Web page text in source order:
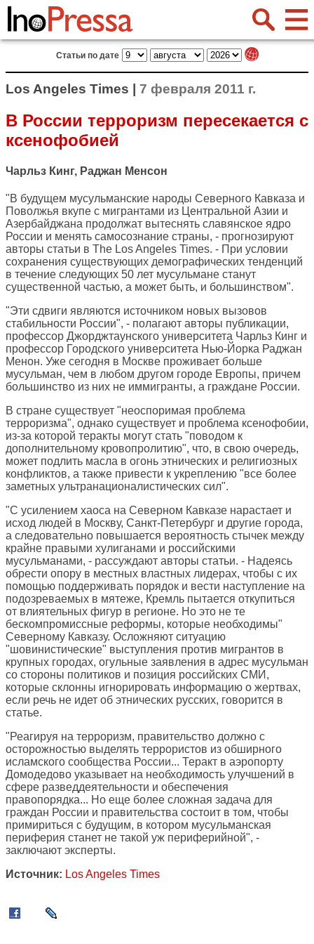
Статьи по дате
Los Angeles Times | 7 февраля 2011 г.
В России терроризм пересекается с
ксенофобией
Чарльз Кинг, Раджан Менсон
"В будущем мусульманские народы Северного Кавказа и
Поволжья вкупе с мигрантами из Центральной Азии и
Азербайджана продолжат вытеснять славянское ядро
России и менять самосознание страны, - прогнозируют
авторы статьи в The Los Angeles Times. - При условии
сохранения существующих демографических тенденций
в течение следующих 50 лет мусульмане станут
существенной частью, а может быть, и большинством".
"Эти сдвиги являются источником новых вызовов
стабильности России", - полагают авторы публикации,
профессор Джорджтаунского университета Чарльз Кинг и
профессор Городского университета Нью-Йорка Раджан
Менон. Уже сегодня в Москве проживает больше
мусульман, чем в любом другом городе Европы, причем
большинство из них не иммигранты, а граждане России.
В стране существует "неоспоримая проблема
терроризма", однако существует и проблема ксенофобии,
из-за которой теракты могут стать "поводом к
дополнительному кровопролитию", что, в свою очередь,
может подлить масла в огонь этнических и религиозных
конфликтов, а также привести к укреплению "все более
заметных ультранационалистических сил".
"С усилением хаоса на Северном Кавказе нарастает и
исход людей в Москву, Санкт-Петербург и другие города,
а следовательно повышается вероятность стычек между
крайне правыми хулиганами и российскими
мусульманами, - рассуждают авторы статьи. - Надеясь
обрести опору в местных властных лидерах, чтобы с их
помощью поддерживать порядок и вести наступление на
подозреваемых в мятеже, Кремль пытается откупиться
от влиятельных фигур в регионе. Но это не те
бескомпромиссные реформы, которые необходимы"
Северному Кавказу. Осложняют ситуацию
"шовинистические" выступления против мигрантов в
крупных городах, огульные заявления в адрес мусульман
со стороны политиков и позиция российских СМИ,
которые склонны игнорировать информацию о жертвах,
если речь не идет об этнических русских, говорится в
статье.
"Реагируя на терроризм, правительство должно с
осторожностью выделять террористов из обширного
исламского сообщества России... Теракт в аэропорту
Домодедово указывает на необходимость улучшений в
сфере разведдеятельности и обеспечения
правопорядка... Но еще более сложная задача для
граждан России и правительства состоит в том, чтобы
примириться с будущим, в котором мусульманская
периферия станет не такой уж периферийной", -
заключают эксперты.
Источник: Los Angeles Times